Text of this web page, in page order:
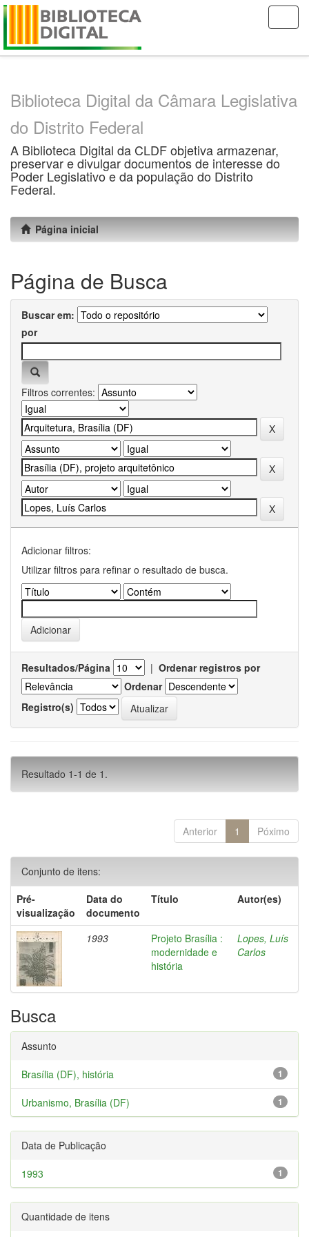
Skip
Biblioteca Digital da Câmara Legislativa
do Distrito Federal
A Biblioteca Digital da CLDF objetiva armazenar,
preservar e divulgar documentos de interesse do
Poder Legislativo e da população do Distrito
Federal.
Página inicial
Página de Busca
Buscar em:
por
Filtros correntes:
Adicionar filtros:
Utilizar filtros para refinar o resultado de busca.
Resultados/Página | Ordenar registros por
Ordenar
Registro(s)
Resultado 1-1 de 1.
Anterior 1 Póximo
Conjunto de itens:
Pré-
visualização
Data do
documento
Título Autor(es)
1993
Projeto Brasília :
modernidade e
história
Lopes, Luís
Carlos
Busca
Assunto
1
Brasília (DF), história
1
Urbanismo, Brasília (DF)
Data de Publicação
1
1993
Quantidade de itens